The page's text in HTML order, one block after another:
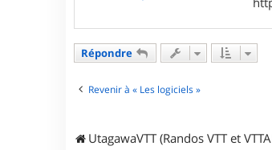
t
a
e
r
n
o
Répondre
Revenir à « Les logiciels »
UtagawaVTT (Randos VTT et